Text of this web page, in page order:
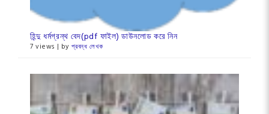
হিন্দু ধর্মগ্রন্থ বেদ(pdf ফাইল) ডাউনলোড করে নিন
7 views | byপ্রবন্ধ লেখক